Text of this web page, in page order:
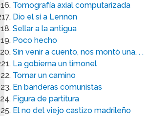
Tomografía axial computarizada
Dio el sí a Lennon
Sellar a la antigua
Poco hecho
Sin venir a cuento, nos montó una. . .
La gobierna un timonel
Tomar un camino
En banderas comunistas
Figura de partitura
El no del viejo castizo madrileño